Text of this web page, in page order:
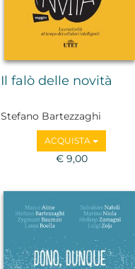
Il falò delle novità
Stefano Bartezzaghi
ACQUISTA
€ 9,00